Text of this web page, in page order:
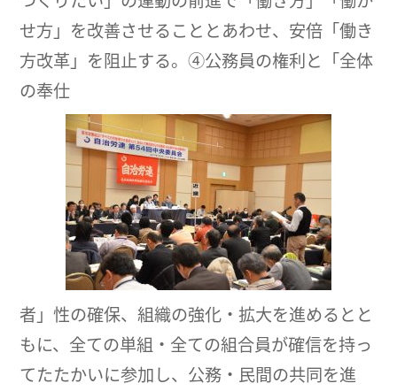
せ方」を改善させることとあわせ、安倍「働き
方改革」を阻止する。④公務員の権利と「全体
の奉仕
者」性の確保、組織の強化・拡大を進めるとと
もに、全ての単組・全ての組合員が確信を持っ
てたたかいに参加し、公務・民間の共同を進